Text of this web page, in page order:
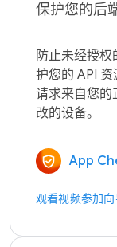
保护您的后
防止未经授
护您的 API
请求来自您的
App
观看视频参加